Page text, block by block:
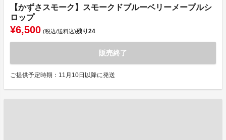
【かずさスモーク】スモークドブルーベリーメープルシ
ロップ
¥6,500 (税込/送料込)残り24
販売終了
ご提供予定時期：11月10日以降に発送